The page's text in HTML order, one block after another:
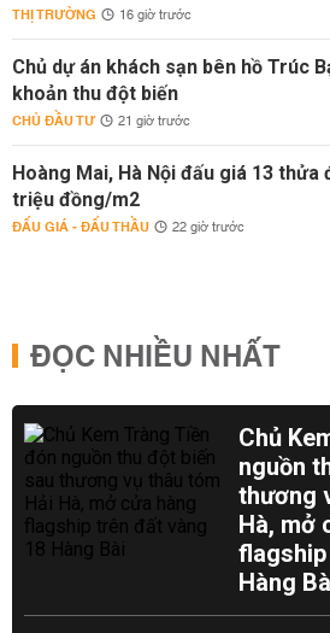
THỊ TRƯỜNG 16 giờ trước
Chủ dự án khách sạn bên hồ Trúc
khoản thu đột biến
CHỦ ĐẦU TƯ 21 giờ trước
Hoàng Mai, Hà Nội đấu giá 13
triệu đồng/m2
ĐẤU GIÁ - ĐẤU THẦU 22 giờ trước
ĐỌC NHIỀU NHẤT
Chủ
nguồn
thương
Hà, mở
Hàng